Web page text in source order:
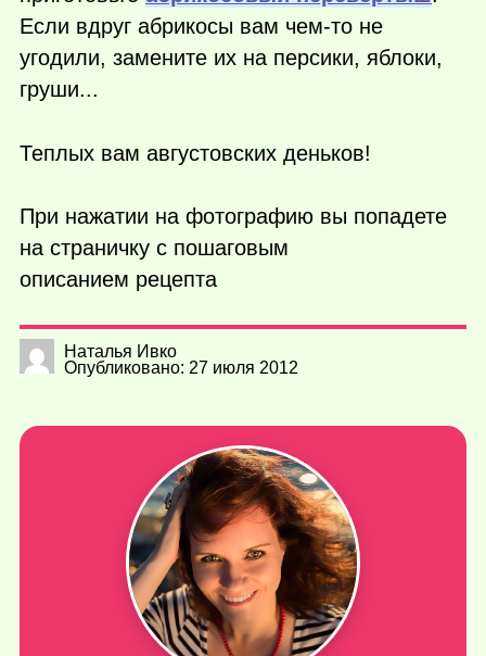
Если вдруг абрикосы вам чем-то не
угодили, замените их на персики, яблоки,
груши...
Теплых вам августовских деньков!
При нажатии на фотографию вы попадете
на страничку с пошаговым
описанием рецепта
Наталья Ивко
Опубликовано: 27 июля 2012